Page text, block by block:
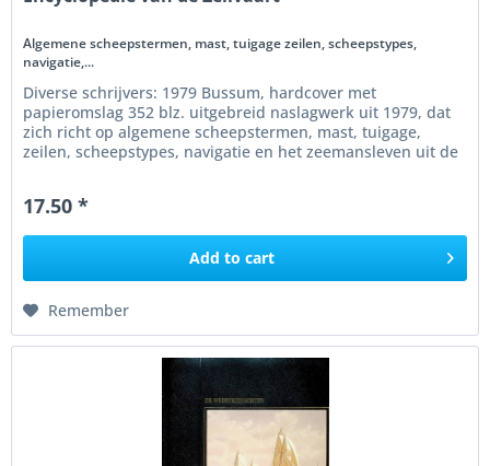
Algemene scheepstermen, mast, tuigage zeilen, scheepstypes,
navigatie,...
Diverse schrijvers: 1979 Bussum, hardcover met
papieromslag 352 blz. uitgebreid naslagwerk uit 1979, dat
zich richt op algemene scheepstermen, mast, tuigage,
zeilen, scheepstypes, navigatie en het zeemansleven uit de
17.50 *
Add to cart
Remember